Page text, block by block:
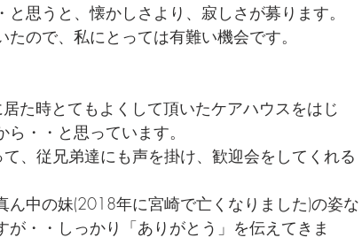
思うと、懐かしさより、寂しさが募ります。
ので、私にとっては有難い機会です。
た時とてもよくして頂いたケアハウスをはじ
・・と思っています。
、従兄弟達にも声を掛け、歓迎会をしてくれる
中の妹(2018年に宮崎で亡くなりました)の姿な
・・しっかり「ありがとう」を伝えてきま